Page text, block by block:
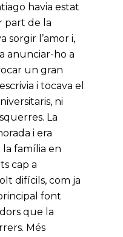
havia estat
part de la
sorgir l’amor i,
anunciar-ho a
un gran
i tocava el
ni
La
i era
família en
cap a
difícils, com ja
font
que la
Més